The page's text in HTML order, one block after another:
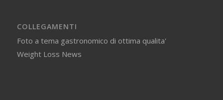
COLLEGAMENTI
Foto a tema gastronomico di ottima qualita'
Weight Loss News